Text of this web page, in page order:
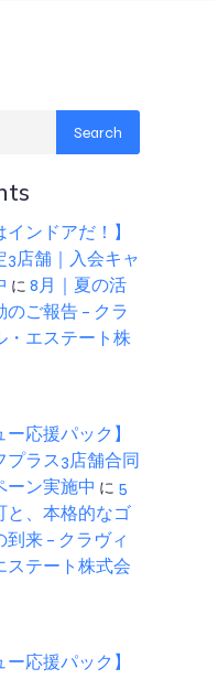
Search
インドアだ！】
3店舗｜入会キャ
に 8月｜夏の活
ご報告 – クラ
・エステート株
ー応援パック】
プラス3店舗合同
ーン実施中 に 5
と、本格的なゴ
来 – クラヴィ
ステート株式会
ー応援パック】